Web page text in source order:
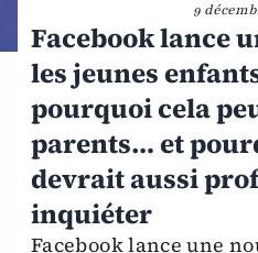
9
Facebook lance
les jeunes
pourquoi cela
parents… et
devrait aussi
inquiéter
Facebook lance une